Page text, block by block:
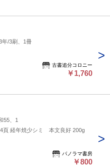
年/3刷、1冊
古書追分コロニー
￥1,760
55、1
経年焼少シミ 本文良好 200g
パノラマ書房
￥800